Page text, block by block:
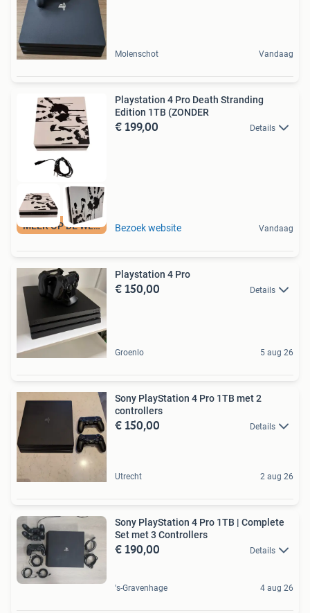
Molenschot Vandaag
MEER OP DE WEBSITE
Playstation 4 Pro Death Stranding
Edition 1TB (ZONDER
€ 199,00 Details
Bezoek website Vandaag
Playstation 4 Pro
€ 150,00 Details
Groenlo 5 aug 26
Sony PlayStation 4 Pro 1TB met 2
controllers
€ 150,00 Details
Utrecht 2 aug 26
Sony PlayStation 4 Pro 1TB | Complete
Set met 3 Controllers
€ 190,00 Details
's-Gravenhage 4 aug 26